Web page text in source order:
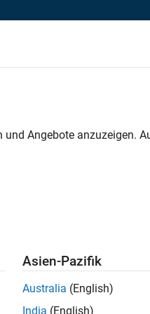
Marketing Communications
. Wenn Sie noch immer
unseres
Standort, um alle
Angebote anzuzeigen.
Asien-Pazifik
Australia (English)
India (English)